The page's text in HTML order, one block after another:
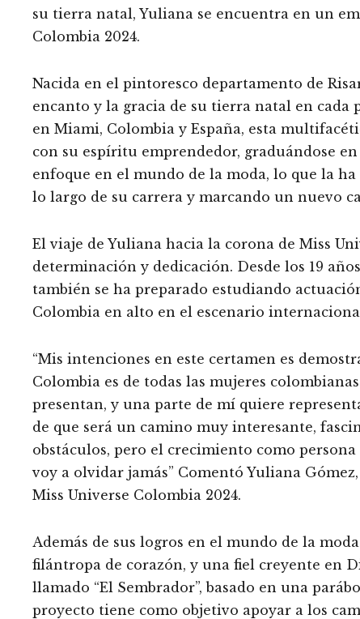
su tierra natal, Yuliana se encuentra en un
Colombia 2024.
Nacida en el pintoresco departamento de
encanto y la gracia de su tierra natal en cada
en Miami, Colombia y España, esta
con su espíritu emprendedor, graduándose
enfoque en el mundo de la moda, lo que la
lo largo de su carrera y marcando un nuevo
El viaje de Yuliana hacia la corona de Miss
determinación y dedicación. Desde los 19
también se ha preparado estudiando
Colombia en alto en el escenario
“Mis intenciones en este certamen es
Colombia es de todas las mujeres
presentan, y una parte de mí quiere
de que será un camino muy interesante,
obstáculos, pero el crecimiento como
voy a olvidar jamás” Comentó Yuliana
Miss Universe Colombia 2024.
Además de sus logros en el mundo de la
filántropa de corazón, y una fiel creyente en
llamado “El Sembrador”, basado en una
proyecto tiene como objetivo apoyar a los